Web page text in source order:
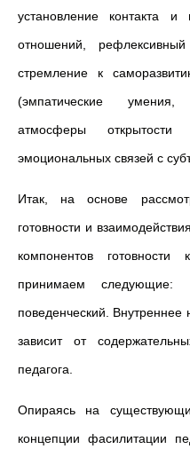
установление контакта и
отношений,
стремление к
(эмпатические
атмосферы
эмоциональных связей с
Итак, на основе
готовности и
компонентов
принимаем следующие:
поведенческий. Внутреннее
зависит от
педагога.
Опираясь на
концепции фасилитации